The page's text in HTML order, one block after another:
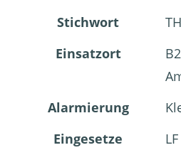
Stichwort
Einsatzort
Alarmierung
Eingesetze